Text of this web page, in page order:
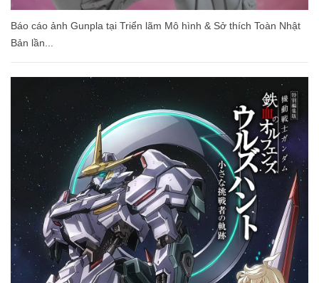
Báo cáo ảnh Gunpla tại Triển lãm Mô hình & Sở thích Toàn Nhật
Bản lần...